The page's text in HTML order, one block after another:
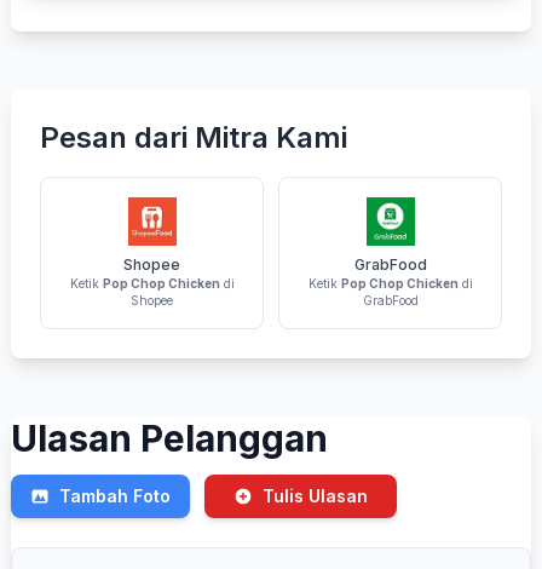
Pesan dari Mitra Kami
Shopee
Ketik Pop Chop Chicken di
Shopee
GrabFood
Ketik Pop Chop Chicken di
GrabFood
Ulasan Pelanggan
Tambah Foto Tulis Ulasan